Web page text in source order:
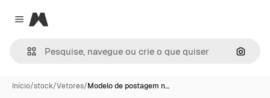
Close menu
Magnific
Início/stock/Vetores/Modelo de postagem n…